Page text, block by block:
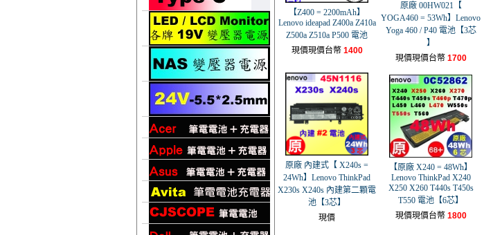
【Z400 = 2200mAh】
Lenovo ideapad Z400a Z410a
Z500a Z510a P500 電池
現價現價台幣 1400
原廠 00HW021【
YOGA460 = 53Wh】Lenovo
Yoga 460 / P40 電池【3芯
】
現價現價台幣 1700
原廠 內建式【 X240s =
24Wh】Lenovo ThinkPad
X230s X240s 內建第二顆電
池【3芯】
現價
【原廠 X240 = 48Wh】
Lenovo ThinkPad X240
X250 X260 T440s T450s
T550 電池【6芯】
現價現價台幣 1800